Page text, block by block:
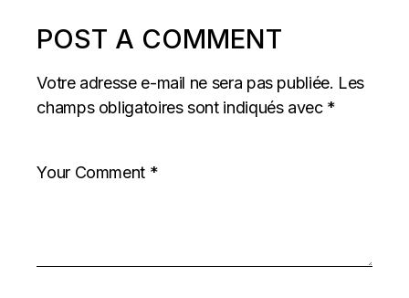
POST A COMMENT
Votre adresse e-mail ne sera pas publiée. Les
champs obligatoires sont indiqués avec *